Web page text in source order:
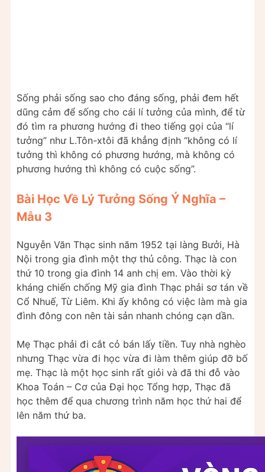
Sống phải sống sao cho đáng sống, phải đem hết
dũng cảm để sống cho cái lí tưởng của mình, để từ
đó tìm ra phương hướng đi theo tiếng gọi của “lí
tưởng” như L.Tôn-xtôi đã khẳng định “không có lí
tưởng thì không có phương hướng, mà không có
phương hướng thì không có cuộc sống”.
Bài Học Về Lý Tưởng Sống Ý Nghĩa –
Mẫu 3
Nguyễn Văn Thạc sinh năm 1952 tại làng Bưởi, Hà
Nội trong gia đình một thợ thủ công. Thạc là con
thứ 10 trong gia đình 14 anh chị em. Vào thời kỳ
kháng chiến chống Mỹ gia đình Thạc phải sơ tán về
Cổ Nhuế, Từ Liêm. Khi ấy không có việc làm mà gia
đình đông con nên tài sản nhanh chóng cạn dần.
Mẹ Thạc phải đi cắt cỏ bán lấy tiền. Tuy nhà nghèo
nhưng Thạc vừa đi học vừa đi làm thêm giúp đỡ bố
mẹ. Thạc là một học sinh rất giỏi và đã thi đỗ vào
Khoa Toán – Cơ của Đại học Tổng hợp, Thạc đã
học thêm để qua chương trình năm học thứ hai để
lên năm thứ ba.